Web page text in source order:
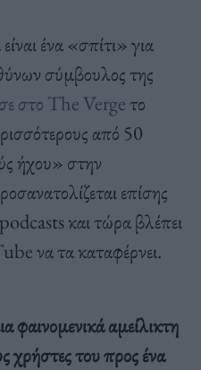
ένα «σπίτι» για
σύμβουλος της
στο The Vergeτο
από 50
ήχου» στην
επίσης
και τώρα βλέπει
να τα καταφέρνει.
φαινομενικά αμείλικτη
χρήστες του προς ένα